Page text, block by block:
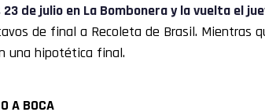
de julio en La Bombonera y la vuelta el
de final a Recoleta de Brasil. Mientras
una hipotética final.
A BOCA